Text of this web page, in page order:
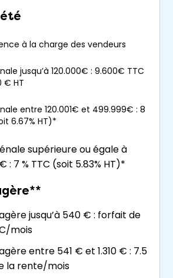
immobilière attractif à la
revenus tout en restant ou
uninvestissement
occupé) ou l’achat de
leRéseau Viagimmo
candidats qui souhaitent se
auviageren 2012 aux Sables
d’un master en Droit, elle a
10 ans en qualité de juriste
Immobilier au sein d’une
à la charge des vendeurs
jusqu’à 120.000€ : 9.600€ TTC
€ HT
entre 120.001€ et 499.999€ : 8
6.67% HT)*
supérieure ou égale à
: 7 % TTC (soit 5.83% HT)*
jusqu’à 540 € : forfait de
mois
entre 541 € et 1.310 € : 7.5
la rente/mois